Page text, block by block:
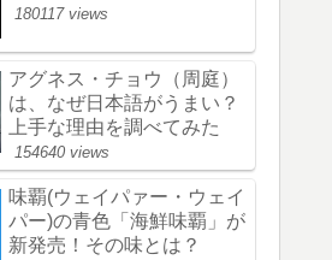
180117 views
アグネス・チョウ（周庭）
は、なぜ日本語がうまい？
上手な理由を調べてみた
154640 views
味覇(ウェイパァー・ウェイ
パー)の青色「海鮮味覇」が
新発売！その味とは？